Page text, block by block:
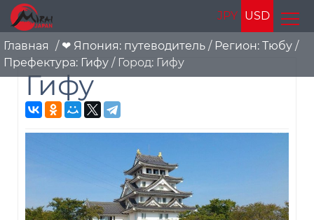
JPY USD
Главная / ❤ Япония: путеводитель / Регион: Тюбу /
Префектура: Гифу / Город: Гифу
Гифу